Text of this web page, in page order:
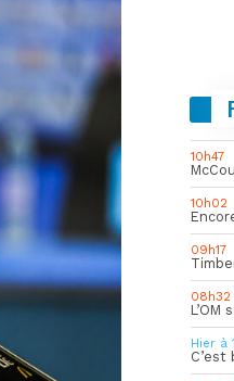
10h47
10h02
09h17
08h32
Hier à